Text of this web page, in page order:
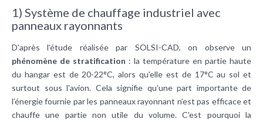
1) Système de chauffage industriel avec
panneaux rayonnants
D'après l'étude réalisée par SOLSI-CAD, on observe un
phénomène de stratification : la température en partie haute
du hangar est de 20-22°C, alors qu'elle est de 17°C au sol et
surtout sous l'avion. Cela signifie qu’une part importante de
l’énergie fournie par les panneaux rayonnant n’est pas efficace et
chauffe une partie non utile du volume. C'est pourquoi la